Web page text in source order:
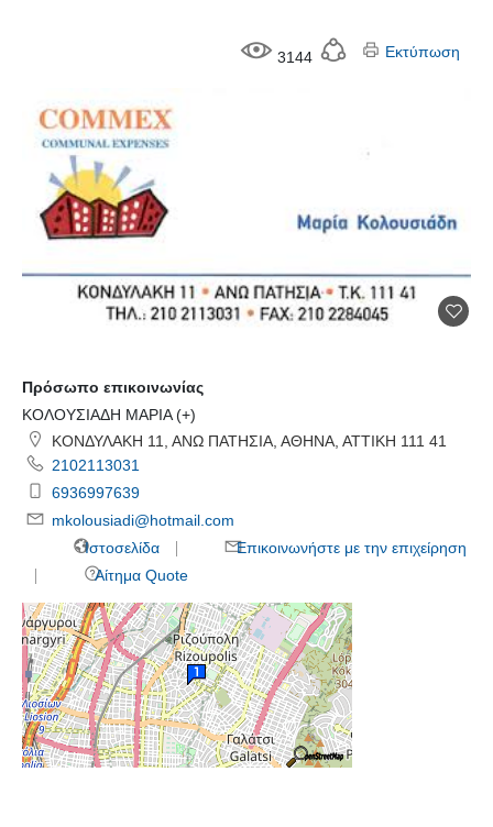
3144 Εκτύπωση
Πρόσωπο επικοινωνίας
ΚΟΛΟΥΣΙΑΔΗ ΜΑΡΙΑ (+)
ΚΟΝΔΥΛΑΚΗ 11, ΑΝΩ ΠΑΤΗΣΙΑ, ΑΘΗΝΑ, ΑΤΤΙΚΗ 111 41
2102113031
6936997639
mkolousiadi@hotmail.com
Ιστοσελίδα
Επικοινωνήστε με την επιχείρηση
Αίτημα Quote